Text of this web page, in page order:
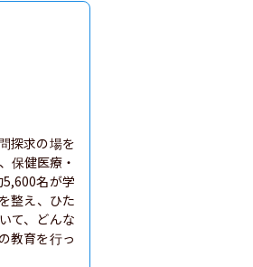
探求の場を
保健医療・
名が学
整え、ひた
て、どんな
教育を行っ